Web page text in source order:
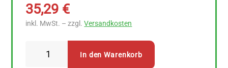
35,29 €
inkl. MwSt. – zzgl.Versandkosten
In den Warenkorb